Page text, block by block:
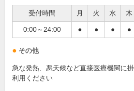
受付時間 月 火 水 木
0:00～24:00 ● ● ● ●
その他
急な発熱、悪天候など直接医療機関に
利用ください